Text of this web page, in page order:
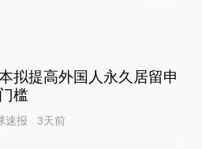
拟提高外国人永久居留申
槛
速报 3天前